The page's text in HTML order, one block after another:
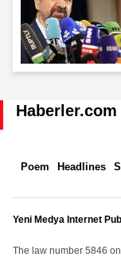
Haberler.com
Poem Headlines
Yeni Medya Internet
The law number 5846